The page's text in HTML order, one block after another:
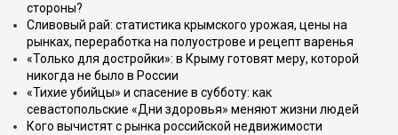
стороны?
Сливовый рай: статистика крымского урожая, цены на
рынках, переработка на полуострове и рецепт варенья
«Только для достройки»: в Крыму готовят меру, которой
никогда не было в России
«Тихие убийцы» и спасение в субботу: как
севастопольские «Дни здоровья» меняют жизни людей
Кого вычистят с рынка российской недвижимости